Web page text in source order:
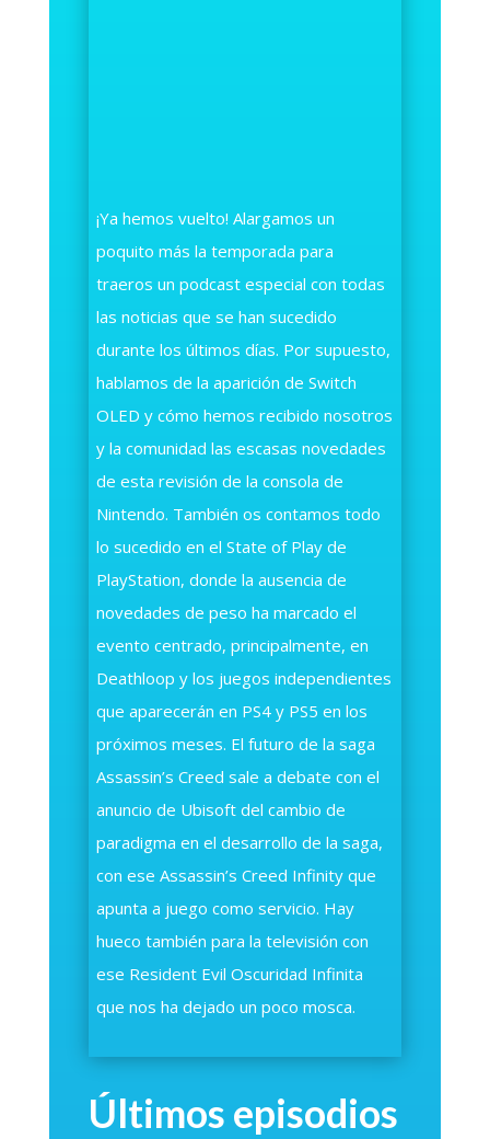
¡Ya hemos vuelto! Alargamos un
poquito más la temporada para
traeros un podcast especial con todas
las noticias que se han sucedido
durante los últimos días. Por supuesto,
hablamos de la aparición de Switch
OLED y cómo hemos recibido nosotros
y la comunidad las escasas novedades
de esta revisión de la consola de
Nintendo. También os contamos todo
lo sucedido en el State of Play de
PlayStation, donde la ausencia de
novedades de peso ha marcado el
evento centrado, principalmente, en
Deathloop y los juegos independientes
que aparecerán en PS4 y PS5 en los
próximos meses. El futuro de la saga
Assassin’s Creed sale a debate con el
anuncio de Ubisoft del cambio de
paradigma en el desarrollo de la saga,
con ese Assassin’s Creed Infinity que
apunta a juego como servicio. Hay
hueco también para la televisión con
ese Resident Evil Oscuridad Infinita
que nos ha dejado un poco mosca.
Últimos episodios